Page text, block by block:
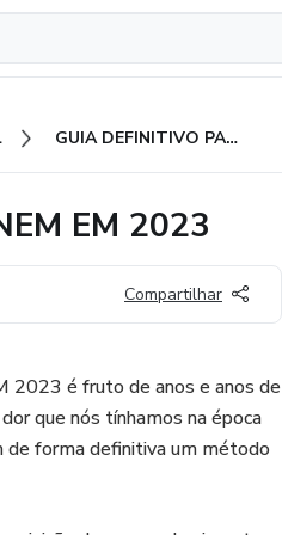
GUIA DEFINITIVO PARA APROVAÇÃO NO ENEM EM 2023
EM 2023
Compartilhar
2023 é fruto de anos e anos de
que nós tínhamos na época
de forma definitiva um método